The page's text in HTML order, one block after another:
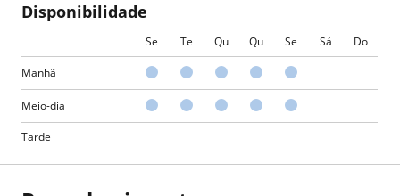
Disponibilidade
Se Te Qu Qu Se Sá Do
Manhã
Meio-dia
Tarde